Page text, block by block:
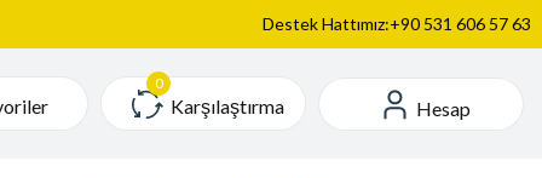
Destek Hattımız:+90 531 606 57 63
Karşılaştırma Hesap